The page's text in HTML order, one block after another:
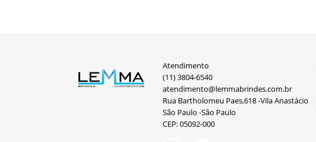
Atendimento
(11) 3804-6540
atendimento@lemmabrindes.com.br
Rua Bartholomeu Paes,618 -Vila Anastácio
São Paulo -São Paulo
CEP: 05092-000